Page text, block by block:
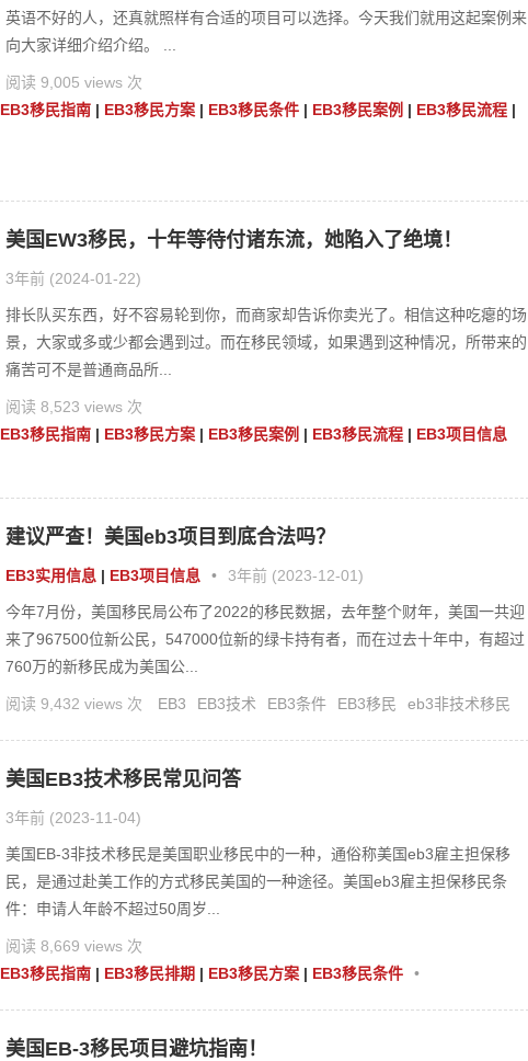
EB3移民指南 | EB3移民方案 | EB3移民条件 | EB3移民案例 | EB3移民流程 |
英语不好的人，还真就照样有合适的项目可以选择。今天我们就用这起案例来
向大家详细介绍介绍。 ...
阅读 9,005 views 次
美国EW3移民，十年等待付诸东流，她陷入了绝境！
EB3移民指南 | EB3移民方案 | EB3移民案例 | EB3移民流程 | EB3项目信息
3年前 (2024-01-22)
排长队买东西，好不容易轮到你，而商家却告诉你卖光了。相信这种吃瘪的场
景，大家或多或少都会遇到过。而在移民领域，如果遇到这种情况，所带来的
痛苦可不是普通商品所...
阅读 8,523 views 次
建议严查！美国eb3项目到底合法吗？
EB3实用信息 | EB3项目信息 • 3年前 (2023-12-01)
今年7月份，美国移民局公布了2022的移民数据，去年整个财年，美国一共迎
来了967500位新公民，547000位新的绿卡持有者，而在过去十年中，有超过
760万的新移民成为美国公...
阅读 9,432 views 次 EB3 EB3技术 EB3条件 EB3移民 eb3非技术移民
美国EB3技术移民常见问答
EB3移民指南 | EB3移民排期 | EB3移民方案 | EB3移民条件 •
3年前 (2023-11-04)
美国EB-3非技术移民是美国职业移民中的一种，通俗称美国eb3雇主担保移
民，是通过赴美工作的方式移民美国的一种途径。美国eb3雇主担保移民条
件：申请人年龄不超过50周岁...
阅读 8,669 views 次
美国EB-3移民项目避坑指南！